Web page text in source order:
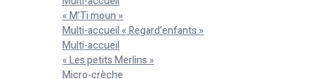
« M’Ti moun »
Multi-accueil « Regard’enfants »
Multi-accueil
« Les petits Merlins »
Micro-crèche